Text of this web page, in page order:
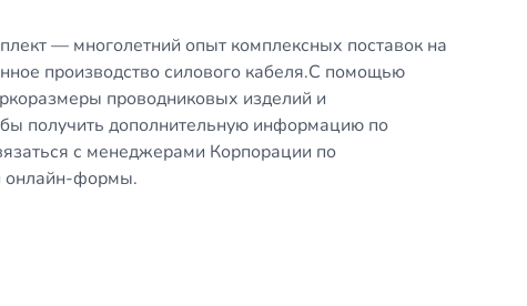
— многолетний опыт комплексных поставок на
производство силового кабеля.С помощью
проводниковых изделий и
получить дополнительную информацию по
с менеджерами Корпорации по
онлайн-формы.